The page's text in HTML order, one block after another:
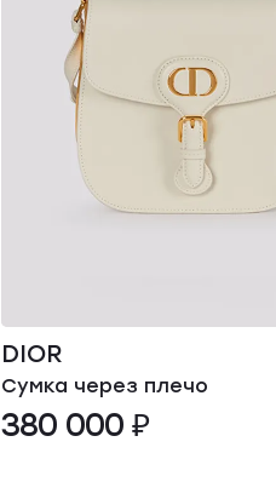
DIOR
Сумка через плечо
380 000 ₽